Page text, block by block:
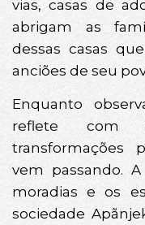
vias, casas de
abrigam as
dessas casas
anciões de seu
Enquanto
reflete com
transformações
vem passando.
moradias e os
sociedade